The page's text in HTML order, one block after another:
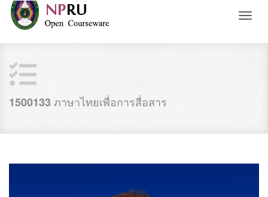
1500133ภาษาไทยเพื่อการสื่อสาร